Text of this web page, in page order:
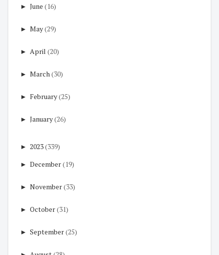
► June (16)
► May(29)
► April (20)
► March (30)
► February(25)
► January(26)
► 2023(339)
► December(19)
► November(33)
► October(31)
► September(25)